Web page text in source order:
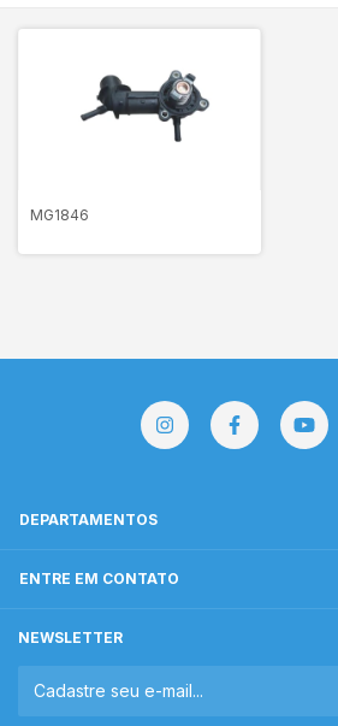
MG1846
DEPARTAMENTOS
ENTRE EM CONTATO
NEWSLETTER